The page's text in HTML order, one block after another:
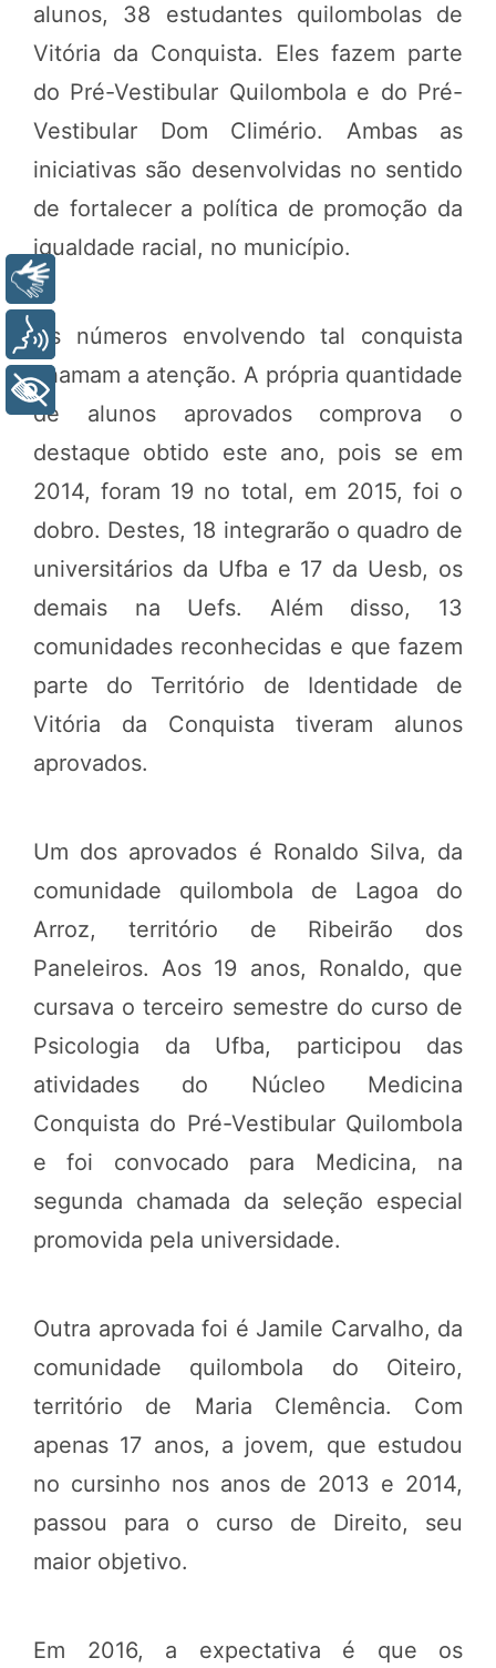
alunos, 38 estudantes quilombolas de
Vitória da Conquista. Eles fazem parte
do Pré-Vestibular Quilombola e do Pré-
Vestibular Dom Climério. Ambas as
iniciativas são desenvolvidas no sentido
de fortalecer a política de promoção da
igualdade racial, no município.
Os números envolvendo tal conquista
chamam a atenção. A própria quantidade
de alunos aprovados comprova o
destaque obtido este ano, pois se em
2014, foram 19 no total, em 2015, foi o
dobro. Destes, 18 integrarão o quadro de
universitários da Ufba e 17 da Uesb, os
demais na Uefs. Além disso, 13
comunidades reconhecidas e que fazem
parte do Território de Identidade de
Vitória da Conquista tiveram alunos
aprovados.
Um dos aprovados é Ronaldo Silva, da
comunidade quilombola de Lagoa do
Arroz, território de Ribeirão dos
Paneleiros. Aos 19 anos, Ronaldo, que
cursava o terceiro semestre do curso de
Psicologia da Ufba, participou das
atividades do Núcleo Medicina
Conquista do Pré-Vestibular Quilombola
e foi convocado para Medicina, na
segunda chamada da seleção especial
promovida pela universidade.
Outra aprovada foi é Jamile Carvalho, da
comunidade quilombola do Oiteiro,
território de Maria Clemência. Com
apenas 17 anos, a jovem, que estudou
no cursinho nos anos de 2013 e 2014,
passou para o curso de Direito, seu
maior objetivo.
Em 2016, a expectativa é que os
Voz
+ Acessibilidade